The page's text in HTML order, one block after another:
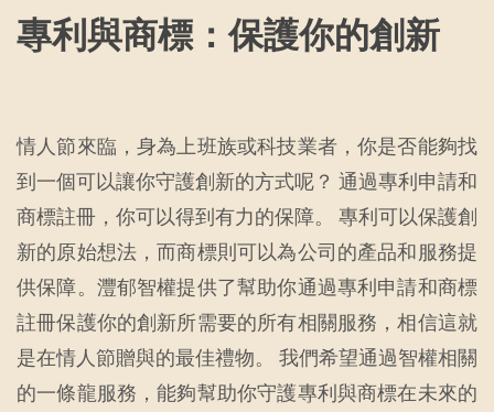
專利與商標：保護你的創新
情人節來臨，身為上班族或科技業者，你是否能夠找
到一個可以讓你守護創新的方式呢？ 通過專利申請和
商標註冊，你可以得到有力的保障。 專利可以保護創
新的原始想法，而商標則可以為公司的產品和服務提
供保障。灃郁智權提供了幫助你通過專利申請和商標
註冊保護你的創新所需要的所有相關服務，相信這就
是在情人節贈與的最佳禮物。 我們希望通過智權相關
的一條龍服務，能夠幫助你守護專利與商標在未來的